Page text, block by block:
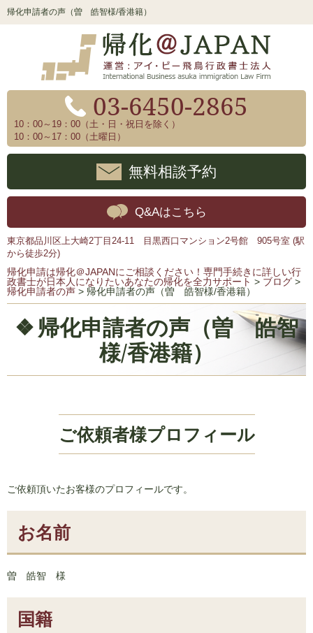
帰化申請者の声（曽 皓智様/香港籍）
03-6450-2865
10：00～19：00（土・日・祝日を除く）
10：00～17：00（土曜日）
無料相談予約
Q&Aはこちら
東京都品川区上大崎2丁目24-11 目黒西口マンション2号館 905号室 (駅
から徒歩2分)
帰化申請は帰化＠JAPANにご相談ください！専門手続きに詳しい行
政書士が日本人になりたいあなたの帰化を全力サポート > ブログ >
帰化申請者の声 > 帰化申請者の声（曽 皓智様/香港籍）
帰化申請者の声（曽 皓智
様/香港籍）
ご依頼者様プロフィール
ご依頼頂いたお客様のプロフィールです。
お名前
曽 皓智 様
国籍